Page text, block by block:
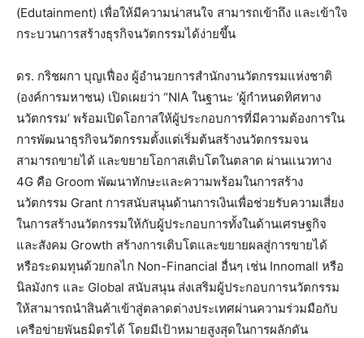
(Edutainment) เพื่อให้มีความน่าสนใจ สามารถเข้าถึง และเข้าใจ
กระบวนการสร้างธุรกิจนวัตกรรมได้ง่ายขึ้น
ดร. กริชผกา บุญเฟื่อง ผู้อำนวยการสำนักงานวัตกรรมแห่งชาติ
(องค์การมหาชน) เปิดเผยว่า “NIA ในฐานะ ‘ผู้กำหนดทิศทาง
นวัตกรรม’ พร้อมเปิดโอกาสให้ผู้ประกอบการที่มีความต้องการใน
การพัฒนาธุรกิจนวัตกรรมตั้งแต่เริ่มต้นสร้างนวัตกรรมจน
สามารถขายได้ และขยายโอกาสเติบโตในตลาด ผ่านแนวทาง
4G คือ Groom พัฒนาทักษะและความพร้อมในการสร้าง
นวัตกรรม Grant การสนับสนุนด้านการเงินเพื่อช่วยรับความเสี่ยง
ในการสร้างนวัตกรรมให้กับผู้ประกอบการทั้งในด้านเศรษฐกิจ
และสังคม Growth สร้างการเติบโตและขยายผลสู่การขายได้
หรือระดมทุนด้วยกลไก Non-Financial อื่นๆ เช่น Innomall หรือ
นิลมังกร และ Global สนับสนุน ส่งเสริมผู้ประกอบการนวัตกรรม
ให้สามารถนำสินค้าเข้าสู่ตลาดต่างประเทศผ่านความร่วมมือกับ
เครือข่ายพันธมิตรได้ โดยมีเป้าหมายสูงสุดในการผลักดัน